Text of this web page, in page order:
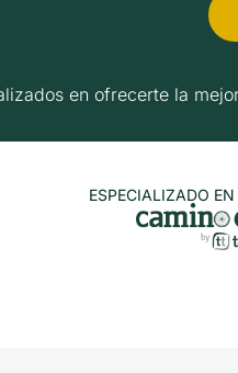
en ofrecerte la
ESPECIALIZADO